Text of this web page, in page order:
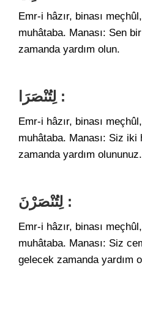
Emr-i hâzır, binası
muhâtaba. Manası: Sen
zamanda yardım olun.
لِتُنْصَرَا :
Emr-i hâzır, binası
muhâtaba. Manası: Siz iki
zamanda yardım olununuz.
لِتُنْصَرْنَ :
Emr-i hâzır, binası
muhâtaba. Manası: Siz
gelecek zamanda yardım